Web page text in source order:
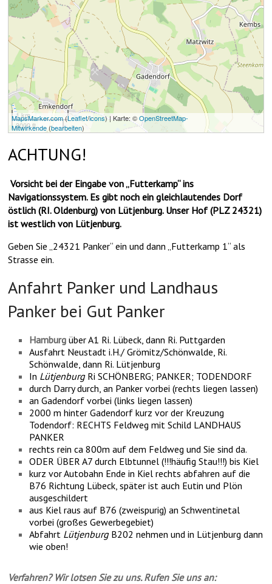
1 km
3000 ft
MapsMarker.com(Leaflet/icons) | Karte: ©OpenStreetMap-
Mitwirkende(bearbeiten)
ACHTUNG!
Vorsicht bei der Eingabe von „Futterkamp“ ins
Navigationssystem. Es gibt noch ein gleichlautendes Dorf
östlich (RI. Oldenburg) von Lütjenburg. Unser Hof (PLZ 24321)
ist westlich von Lütjenburg.
Geben Sie „24321 Panker“ ein und dann „Futterkamp 1“ als
Strasse ein.
Anfahrt Panker und Landhaus
Panker bei Gut Panker
Hamburg über A1 Ri. Lübeck, dann Ri. Puttgarden
Ausfahrt Neustadt i.H./ Grömitz/Schönwalde, Ri.
Schönwalde, dann Ri. Lütjenburg
In Lütjenburg Ri SCHÖNBERG; PANKER; TODENDORF
durch Darry durch, an Panker vorbei (rechts liegen lassen)
an Gadendorf vorbei (links liegen lassen)
2000 m hinter Gadendorf kurz vor der Kreuzung
Todendorf: RECHTS Feldweg mit Schild LANDHAUS
PANKER
rechts rein ca 800m auf dem Feldweg und Sie sind da.
ODER ÜBER A7 durch Elbtunnel (!!!häufig Stau!!!) bis Kiel
kurz vor Autobahn Ende in Kiel rechts abfahren auf die
B76 Richtung Lübeck, später ist auch Eutin und Plön
ausgeschildert
aus Kiel raus auf B76 (zweispurig) an Schwentinetal
vorbei (großes Gewerbegebiet)
Abfahrt LütjenburgB202 nehmen und in Lütjenburg dann
wie oben!
Verfahren? Wir lotsen Sie zu uns. Rufen Sie uns an: